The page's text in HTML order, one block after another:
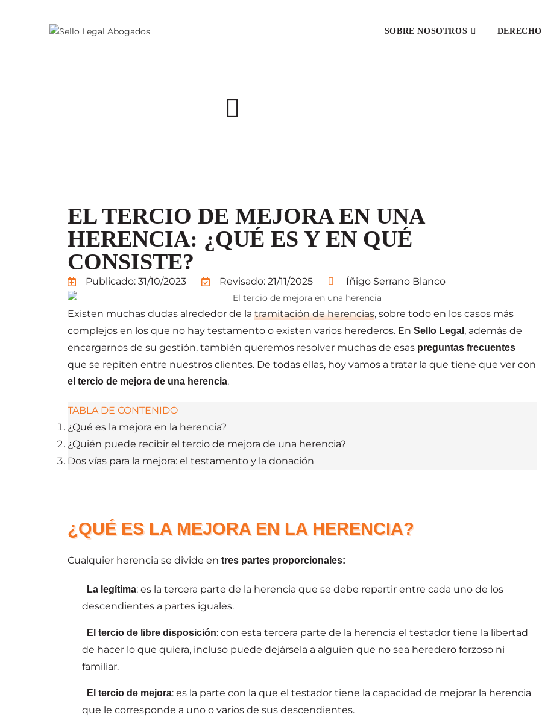
SOBRE NOSOTROS DERECHO
EL TERCIO DE MEJORA EN UNA
HERENCIA: ¿QUÉ ES Y EN QUÉ
CONSISTE?
Publicado: 31/10/2023 Revisado: 21/11/2025 Íñigo Serrano Blanco
Existen muchas dudas alrededor de la tramitación de herencias, sobre todo en los casos más
complejos en los que no hay testamento o existen varios herederos. En Sello Legal , además de
encargarnos de su gestión, también queremos resolver muchas de esas preguntas frecuentes
que se repiten entre nuestros clientes. De todas ellas, hoy vamos a tratar la que tiene que ver con
el tercio de mejora de una herencia.
TABLA DE CONTENIDO
¿Qué es la mejora en la herencia?
¿Quién puede recibir el tercio de mejora de una herencia?
Dos vías para la mejora: el testamento y la donación
¿QUÉ ES LA MEJORA EN LA HERENCIA?
Cualquier herencia se divide en tres partes proporcionales:
La legítima: es la tercera parte de la herencia que se debe repartir entre cada uno de los
descendientes a partes iguales.
El tercio de libre disposición: con esta tercera parte de la herencia el testador tiene la libertad
de hacer lo que quiera, incluso puede dejársela a alguien que no sea heredero forzoso ni
familiar.
El tercio de mejora: es la parte con la que el testador tiene la capacidad de mejorar la herencia
que le corresponde a uno o varios de sus descendientes.